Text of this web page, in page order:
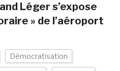
Léger s’expose
» de l’aéroport
Démocratisation